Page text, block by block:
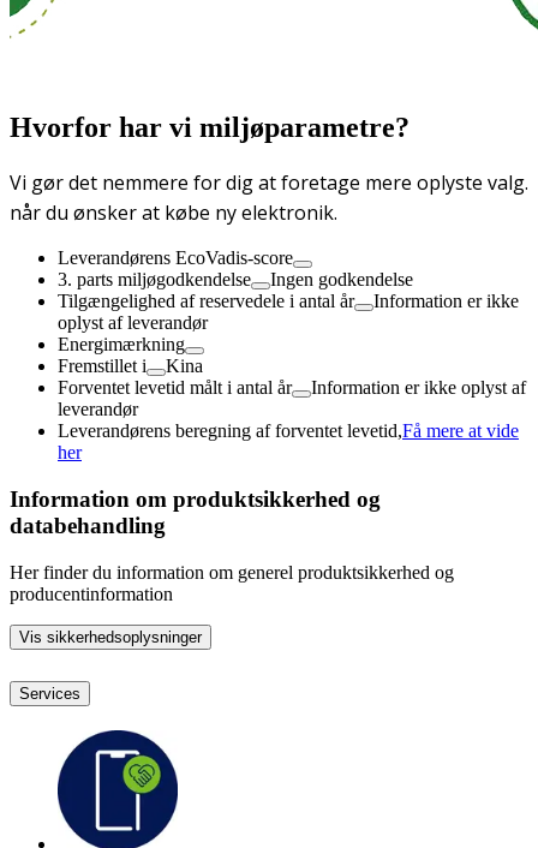
Hvorfor har vi miljøparametre?
Vi gør det nemmere for dig at foretage mere oplyste valg.
når du ønsker at købe ny elektronik.
Leverandørens EcoVadis-score
3. parts miljøgodkendelse
Ingen godkendelse
Tilgængelighed af reservedele i antal år
Information er ikke
oplyst af leverandør
Energimærkning
Fremstillet i
Kina
Forventet levetid målt i antal år
Information er ikke oplyst af
leverandør
Leverandørens beregning af forventet levetid,Få mere at vide
her
Information om produktsikkerhed og
databehandling
Her finder du information om generel produktsikkerhed og
producentinformation
Vis sikkerhedsoplysninger
Services